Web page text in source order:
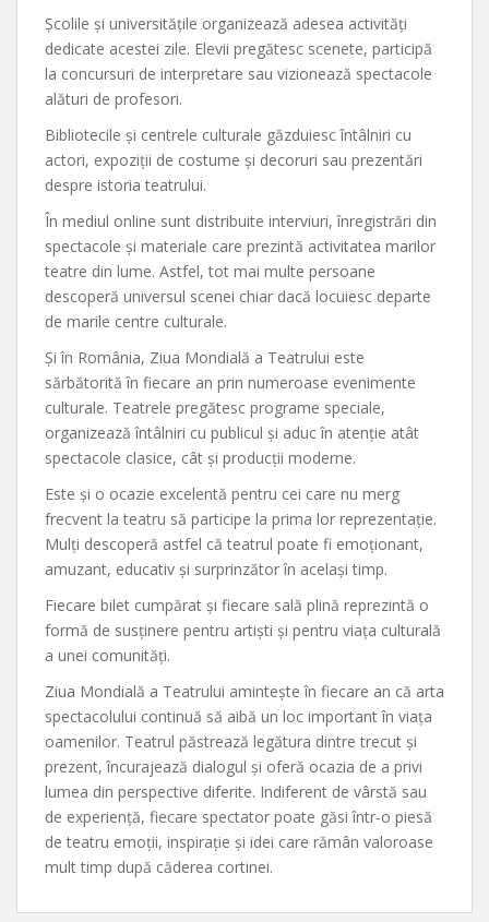
Școlile și universitățile organizează adesea activități
dedicate acestei zile. Elevii pregătesc scenete, participă
la concursuri de interpretare sau vizionează spectacole
alături de profesori.
Bibliotecile și centrele culturale găzduiesc întâlniri cu
actori, expoziții de costume și decoruri sau prezentări
despre istoria teatrului.
În mediul online sunt distribuite interviuri, înregistrări din
spectacole și materiale care prezintă activitatea marilor
teatre din lume. Astfel, tot mai multe persoane
descoperă universul scenei chiar dacă locuiesc departe
de marile centre culturale.
Și în România, Ziua Mondială a Teatrului este
sărbătorită în fiecare an prin numeroase evenimente
culturale. Teatrele pregătesc programe speciale,
organizează întâlniri cu publicul și aduc în atenție atât
spectacole clasice, cât și producții moderne.
Este și o ocazie excelentă pentru cei care nu merg
frecvent la teatru să participe la prima lor reprezentație.
Mulți descoperă astfel că teatrul poate fi emoționant,
amuzant, educativ și surprinzător în același timp.
Fiecare bilet cumpărat și fiecare sală plină reprezintă o
formă de susținere pentru artiști și pentru viața culturală
a unei comunități.
Ziua Mondială a Teatrului amintește în fiecare an că arta
spectacolului continuă să aibă un loc important în viața
oamenilor. Teatrul păstrează legătura dintre trecut și
prezent, încurajează dialogul și oferă ocazia de a privi
lumea din perspective diferite. Indiferent de vârstă sau
de experiență, fiecare spectator poate găsi într-o piesă
de teatru emoții, inspirație și idei care rămân valoroase
mult timp după căderea cortinei.